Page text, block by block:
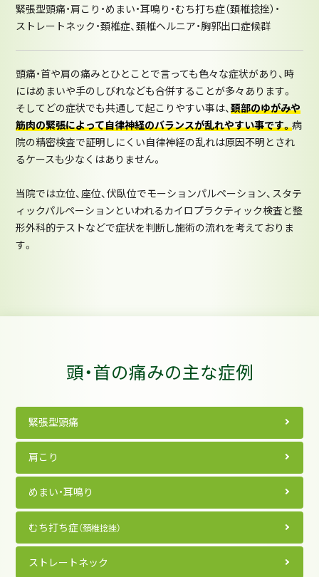
緊張型頭痛・肩こり・めまい・耳鳴り・むち打ち症（頚椎捻挫）・
ストレートネック・頚椎症、頚椎ヘルニア・胸郭出口症候群
頭痛・首や肩の痛みとひとことで言っても色々な症状があり、時
にはめまいや手のしびれなども合併することが多々あります。
そしてどの症状でも共通して起こりやすい事は、頚部のゆがみや
筋肉の緊張によって自律神経のバランスが乱れやすい事です。病
院の精密検査で証明しにくい自律神経の乱れは原因不明とされ
るケースも少なくはありません。
当院では立位、座位、伏臥位でモーションパルペーション、スタテ
ィックパルペーションといわれるカイロプラクティック検査と整
形外科的テストなどで症状を判断し施術の流れを考えておりま
す。
頭・首の痛みの主な症例
緊張型頭痛
肩こり
めまい・耳鳴り
むち打ち症（頚椎捻挫）
ストレートネック